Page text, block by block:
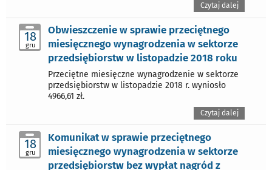
Czytaj dalej
18
gru
Obwieszczenie w sprawie przeciętnego
miesięcznego wynagrodzenia w sektorze
przedsiębiorstw w listopadzie 2018 roku
Przeciętne miesięczne wynagrodzenie w sektorze
przedsiębiorstw w listopadzie 2018 r. wyniosło
4966,61 zł.
Czytaj dalej
18
gru
Komunikat w sprawie przeciętnego
miesięcznego wynagrodzenia w sektorze
przedsiębiorstw bez wypłat nagród z